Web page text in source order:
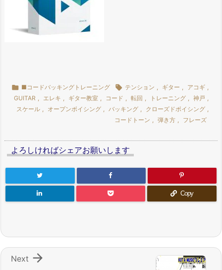
 ■コードバッキングトレーニング  テンション , ギター , アコギ ,
GUITAR , エレキ , ギター教室 , コード , 転回 , トレーニング , 神戸 ,
スケール , オープンボイシング , バッキング , クローズドボイシング ,
コードトーン , 弾き方 , フレーズ
よろしければシェアお願いします
Copy

Next